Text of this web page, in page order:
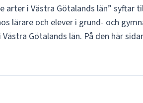
arter i Västra Götalands län” syftar
lärare och elever i grund- och
Götalands län. På den här